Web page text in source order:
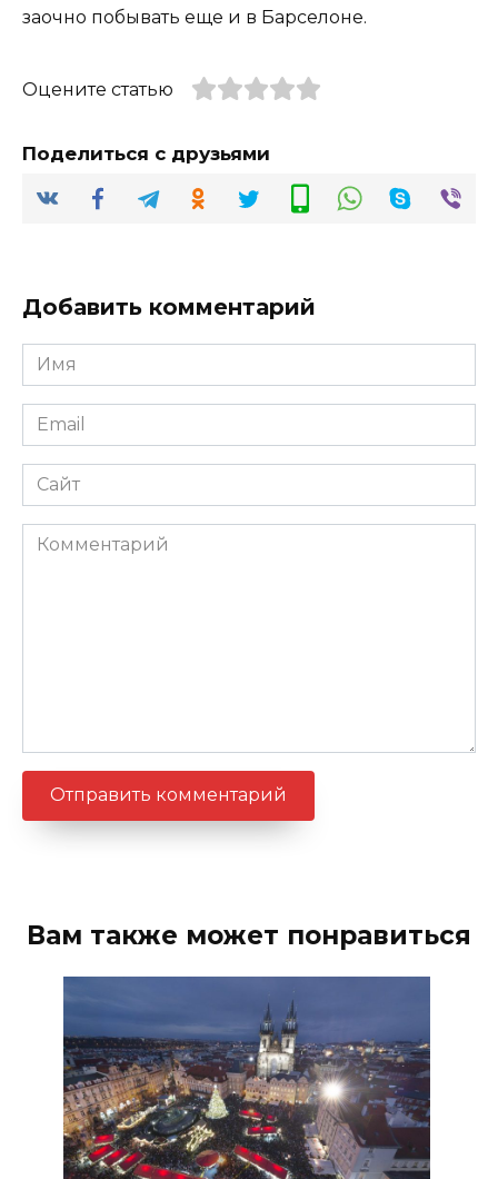
заочно побывать еще и в Барселоне.
Оцените статью
Поделиться с друзьями
Добавить комментарий
Имя
*
Email
*
Сайт
Комментарий
Вам также может понравиться